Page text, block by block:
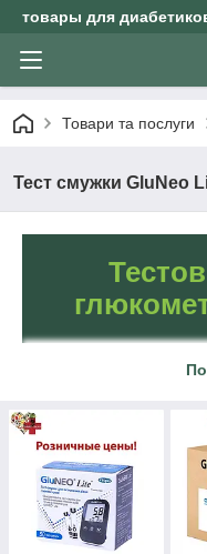
товары для
Товари та послуги
Тест смужки GluNeo